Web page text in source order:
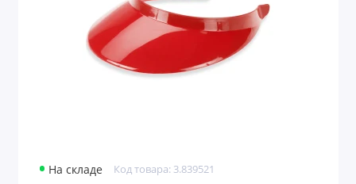
На складе Код товара: 3.839521